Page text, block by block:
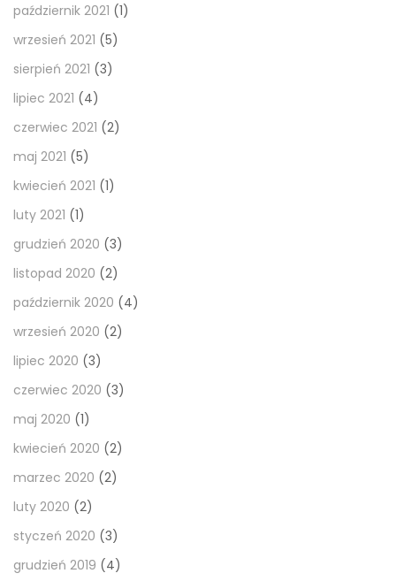
październik 2021 (1)
wrzesień 2021 (5)
sierpień 2021 (3)
lipiec 2021 (4)
czerwiec 2021 (2)
maj 2021 (5)
kwiecień 2021 (1)
luty 2021 (1)
grudzień 2020 (3)
listopad 2020 (2)
październik 2020 (4)
wrzesień 2020 (2)
lipiec 2020 (3)
czerwiec 2020 (3)
maj 2020 (1)
kwiecień 2020 (2)
marzec 2020 (2)
luty 2020 (2)
styczeń 2020 (3)
grudzień 2019 (4)